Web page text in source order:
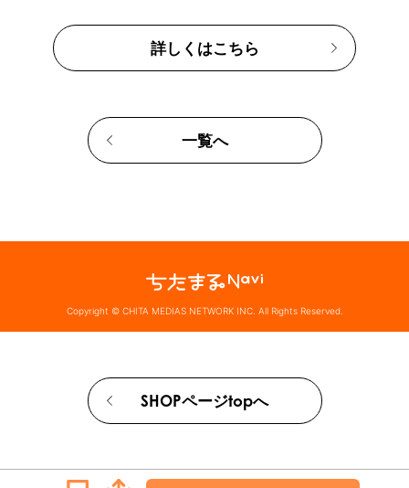
詳しくはこちら
一覧へ
Copyright © CHITA MEDIAS NETWORK INC. All Rights Reserved.
SHOPページtopへ